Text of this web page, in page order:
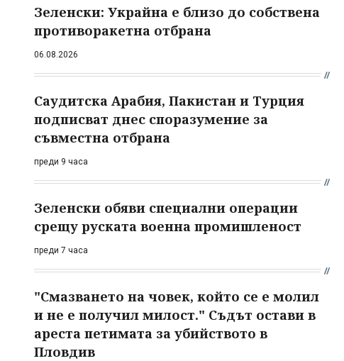
Зеленски: Украйна е близо до собствена
противоракетна отбрана
06.08.2026
Саудитска Арабия, Пакистан и Турция
подписват днес споразумение за
съвместна отбрана
преди 9 часа
Зеленски обяви специални операции
срещу руската военна промишленост
преди 7 часа
"Смазването на човек, който се е молил
и не е получил милост." Съдът остави в
ареста петимата за убийството в
Пловдив